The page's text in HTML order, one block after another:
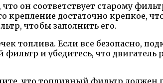
он соответствует старому
достаточно крепкое,
чтобы заполнить его.
топлива. Если все безопасно,
и убедитесь, что двигатель
что топливный фильтр должен